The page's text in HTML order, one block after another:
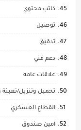
كاتب محتوى
توصيل
تدقيق
دعم فني
علاقات عامه
تحميل وتنزيل/
القطاع العسكري
امين صندوق